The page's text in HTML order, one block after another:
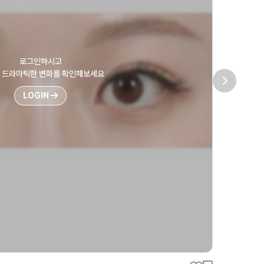
로그인하시고
라마틱한 변화를 확인해보세요
LOGIN